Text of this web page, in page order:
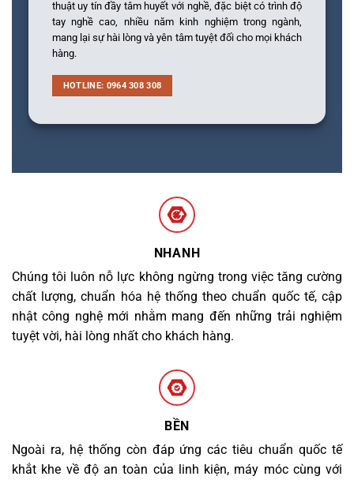
thuật uy tín đầy tâm huyết với nghề, đặc biệt có trình độ
tay nghề cao, nhiều năm kinh nghiệm trong ngành,
mang lại sự hài lòng và yên tâm tuyệt đối cho mọi khách
hàng.
HOTLINE: 0964 308 308
NHANH
Chúng tôi luôn nỗ lực không ngừng trong việc tăng cường
chất lượng, chuẩn hóa hệ thống theo chuẩn quốc tế, cập
nhật công nghệ mới nhằm mang đến những trải nghiệm
tuyệt vời, hài lòng nhất cho khách hàng.
BỀN
Ngoài ra, hệ thống còn đáp ứng các tiêu chuẩn quốc tế
khắt khe về độ an toàn của linh kiện, máy móc cùng với